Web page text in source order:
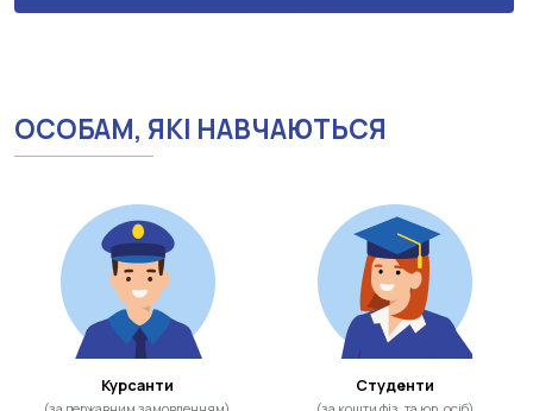
ОСОБАМ, ЯКІ НАВЧАЮТЬСЯ
Курсанти Студенти